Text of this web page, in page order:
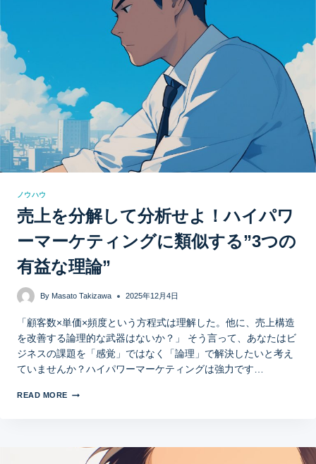
ノウハウ
売上を分解して分析せよ！ハイパワ
ーマーケティングに類似する”3つの
有益な理論”
By Masato Takizawa 2025年12月4日
「顧客数×単価×頻度という方程式は理解した。他に、売上構造
を改善する論理的な武器はないか？」 そう言って、あなたはビ
ジネスの課題を「感覚」ではなく「論理」で解決したいと考え
ていませんか？ハイパワーマーケティングは強力です…
READ MORE